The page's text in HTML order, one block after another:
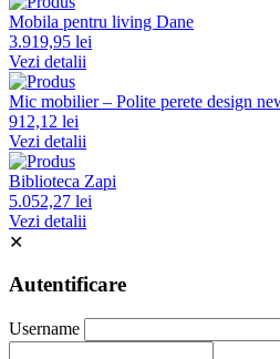
Mobila pentru living Dane
3.919,95 lei
Vezi detalii
Mic mobilier – Polite perete design
912,12 lei
Vezi detalii
Biblioteca Zapi
5.052,27 lei
Vezi detalii
✕
Autentificare
Username